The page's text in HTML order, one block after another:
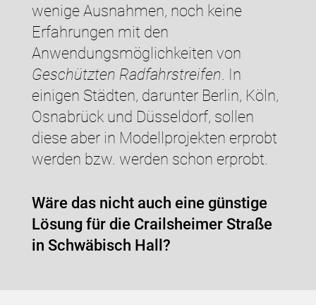
wenige Ausnahmen, noch keine
Erfahrungen mit den
Anwendungsmöglichkeiten von
Geschützten Radfahrstreifen. In
einigen Städten, darunter Berlin, Köln,
Osnabrück und Düsseldorf, sollen
diese aber in Modellprojekten erprobt
werden bzw. werden schon erprobt.
Wäre das nicht auch eine günstige
Lösung für die Crailsheimer Straße
in Schwäbisch Hall?